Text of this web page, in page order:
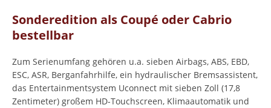
Sonderedition als Coupé oder Cabrio
bestellbar
Zum Serienumfang gehören u.a. sieben Airbags, ABS, EBD,
ESC, ASR, Berganfahrhilfe, ein hydraulischer Bremsassistent,
das Entertainmentsystem Uconnect mit sieben Zoll (17,8
Zentimeter) großem HD-Touchscreen, Klimaautomatik und